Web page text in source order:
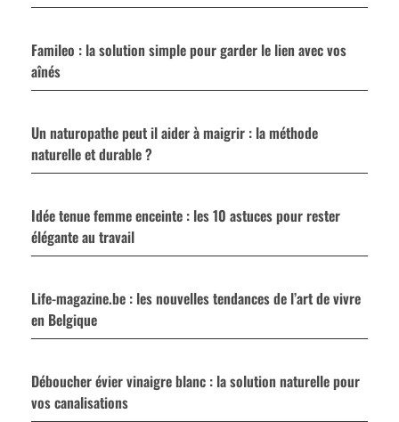
Famileo : la solution simple pour garder le lien avec vos
aînés
Un naturopathe peut il aider à maigrir : la méthode
naturelle et durable ?
Idée tenue femme enceinte : les 10 astuces pour rester
élégante au travail
Life-magazine.be : les nouvelles tendances de l’art de vivre
en Belgique
Déboucher évier vinaigre blanc : la solution naturelle pour
vos canalisations